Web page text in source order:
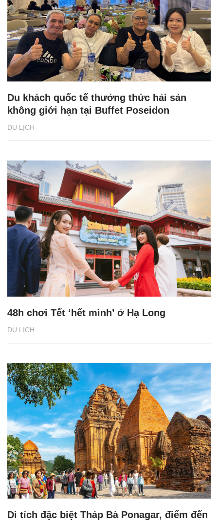
DU LỊCH
Du khách quốc tế thưởng thức hải sản
không giới hạn tại Buffet Poseidon
DU LỊCH
48h chơi Tết ‘hết mình’ ở Hạ Long
Di tích đặc biệt Tháp Bà Ponagar, điểm đến